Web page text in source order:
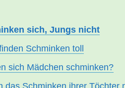
sich, Jungs nicht
Schminken toll
sich Mädchen schminken?
das Schminken ihrer Töchter